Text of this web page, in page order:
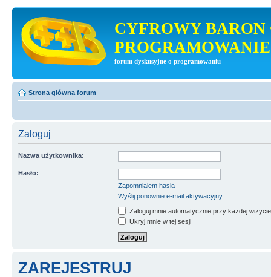
CYFROWY BARON
PROGRAMOWANIE
forum dyskusyjne o programowaniu
Strona główna forum
Zaloguj
Nazwa użytkownika:
Hasło:
Zapomniałem hasła
Wyślij ponownie e-mail aktywacyjny
Zaloguj mnie automatycznie przy każdej wizycie
Ukryj mnie w tej sesji
ZAREJESTRUJ